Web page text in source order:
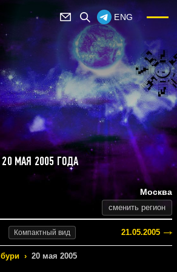
ENG
МАЯ 2005 ГОДА
Москва
сменить регион
Компактный вид 21.05.2005
› 20 мая 2005